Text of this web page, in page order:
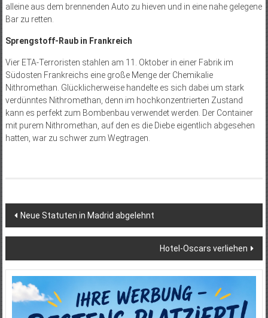
alleine aus dem brennenden Auto zu hieven und in eine nahe gelegene
Bar zu retten.
Sprengstoff-Raub in Frankreich
Vier ETA-Terroristen stahlen am 11. Oktober in einer Fabrik im
Südosten Frankreichs eine große Menge der Chemikalie
Nithromethan. Glücklicherweise handelte es sich dabei um stark
verdünntes Nithromethan, denn im hochkonzentrierten Zustand
kann es perfekt zum Bombenbau verwendet werden. Der Container
mit purem Nithromethan, auf den es die Diebe eigentlich abgesehen
hatten, war zu schwer zum Wegtragen.
Beitragsnavigation
Neue Statuten in Madrid abgelehnt
Hotel-Oscars verliehen